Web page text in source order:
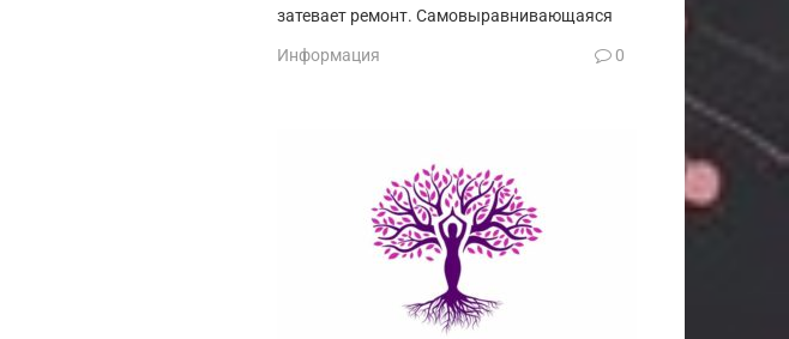
затевает ремонт. Самовыравнивающаяся
Информация 0